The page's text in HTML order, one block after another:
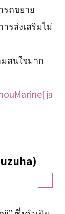
รถขยาย
รส่งเสริมไม่
สนใจมาก